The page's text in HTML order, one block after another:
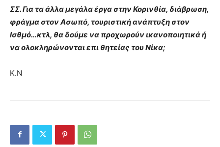
ΣΣ. Για τα άλλα μεγάλα έργα στην Κορινθία, διάβρωση,
φράγμα στον Ασωπό, τουριστική ανάπτυξη στον
Ισθμό…κτλ, θα δούμε να προχωρούν ικανοποιητικά ή
να ολοκληρώνονται επι θητείας του Νίκα;
Κ.Ν